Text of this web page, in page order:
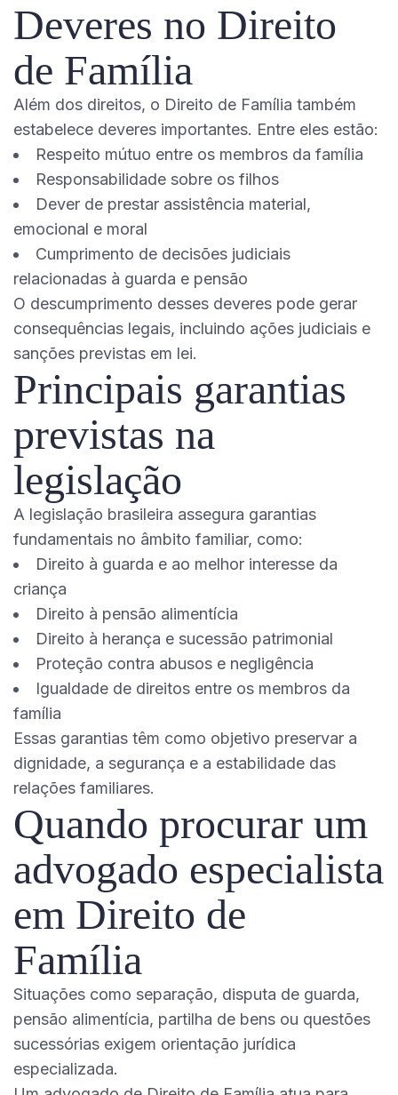
Deveres no Direito
de Família
Além dos direitos, o Direito de Família também
estabelece deveres importantes. Entre eles estão:
Respeito mútuo entre os membros da família
Responsabilidade sobre os filhos
Dever de prestar assistência material,
emocional e moral
Cumprimento de decisões judiciais
relacionadas à guarda e pensão
O descumprimento desses deveres pode gerar
consequências legais, incluindo ações judiciais e
sanções previstas em lei.
Principais garantias
previstas na
legislação
A legislação brasileira assegura garantias
fundamentais no âmbito familiar, como:
Direito à guarda e ao melhor interesse da
criança
Direito à pensão alimentícia
Direito à herança e sucessão patrimonial
Proteção contra abusos e negligência
Igualdade de direitos entre os membros da
família
Essas garantias têm como objetivo preservar a
dignidade, a segurança e a estabilidade das
relações familiares.
Quando procurar um
advogado especialista
em Direito de
Família
Situações como separação, disputa de guarda,
pensão alimentícia, partilha de bens ou questões
sucessórias exigem orientação jurídica
especializada.